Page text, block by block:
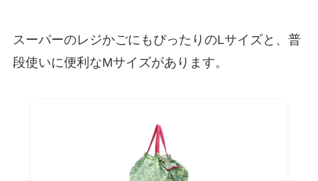
スーパーのレジかごにもぴったりのLサイズと、普
段使いに便利なMサイズがあります。